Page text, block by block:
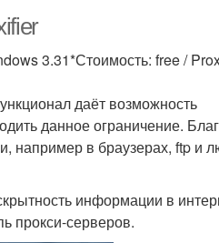
3.31*Стоимость: free /
даёт возможность
данное ограничение.
например в браузерах, ftp и
информации в
прокси-серверов.